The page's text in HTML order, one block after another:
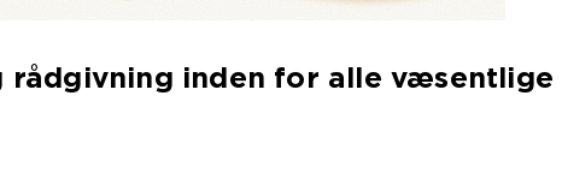
rådgivning inden for alle væsentlige